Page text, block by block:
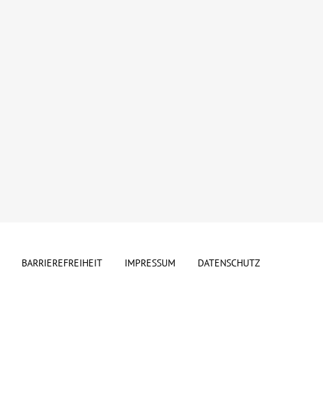
BARRIEREFREIHEIT IMPRESSUM
DATENSCHUTZ